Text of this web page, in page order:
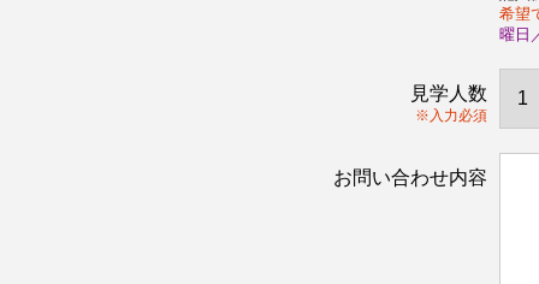
希望
曜日
見学人数
※入力必須
お問い合わせ内容